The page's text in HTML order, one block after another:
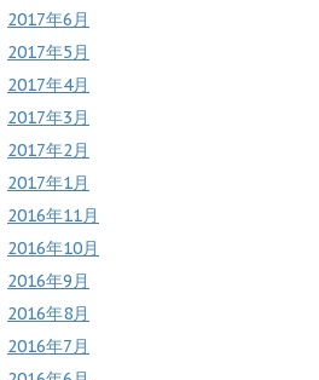
2017年6月
2017年5月
2017年4月
2017年3月
2017年2月
2017年1月
2016年11月
2016年10月
2016年9月
2016年8月
2016年7月